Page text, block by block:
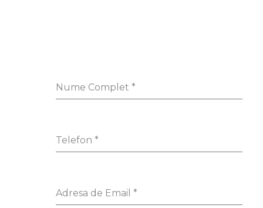
Nume Complet *
Telefon *
Adresa de Email *